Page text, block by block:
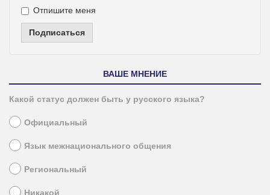
Отпишите меня
Подписаться
ВАШЕ МНЕНИЕ
Какой статус должен быть у русского языка?
Официальный
Язык межнационального общения
Региональный
Никакой